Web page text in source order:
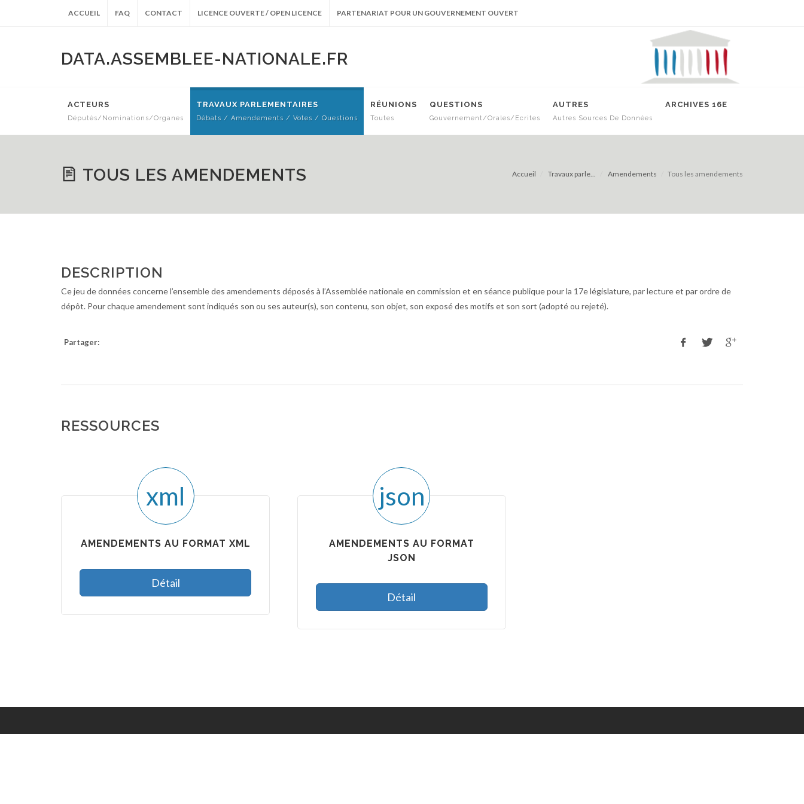
ACCUEIL FAQ CONTACT LICENCE OUVERTE / OPEN LICENCE PARTENARIAT POUR UN GOUVERNEMENT OUVERT
DATA.ASSEMBLEE-NATIONALE.FR
ACTEURS
Députés/Nominations/Organes
TRAVAUX PARLEMENTAIRES
Débats / Amendements / Votes / Questions
RÉUNIONS
Toutes
QUESTIONS
Gouvernement/Orales/Ecrites
AUTRES
Autres Sources De Données
ARCHIVES 16E
TOUS LES AMENDEMENTS Accueil Travaux parle... Amendements Tous les amendements
DESCRIPTION
Ce jeu de données concerne l’ensemble des amendements déposés à l’Assemblée nationale en commission et en séance publique pour la 17e législature, par lecture et par ordre de
dépôt. Pour chaque amendement sont indiqués son ou ses auteur(s), son contenu, son objet, son exposé des motifs et son sort (adopté ou rejeté).
Partager:
RESSOURCES
xml
AMENDEMENTS AU FORMAT XML
Détail
json
AMENDEMENTS AU FORMAT
JSON
Détail